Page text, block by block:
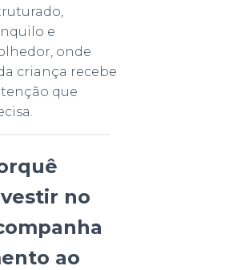
e
onde
criança recebe
que
no
ao